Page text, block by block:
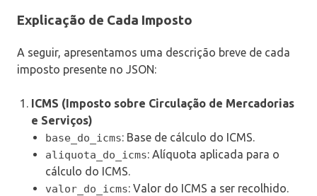
Explicação de Cada Imposto
A seguir, apresentamos uma descrição breve de cada
imposto presente no JSON:
ICMS (Imposto sobre Circulação de Mercadorias
e Serviços)
base_do_icms: Base de cálculo do ICMS.
aliquota_do_icms: Alíquota aplicada para o
cálculo do ICMS.
valor_do_icms: Valor do ICMS a ser recolhido.